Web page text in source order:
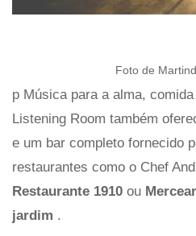
Foto de
p Música para a alma,
Listening Room também
e um bar completo fornecido
restaurantes como o Chef
Restaurante 1910 ou
jardim .